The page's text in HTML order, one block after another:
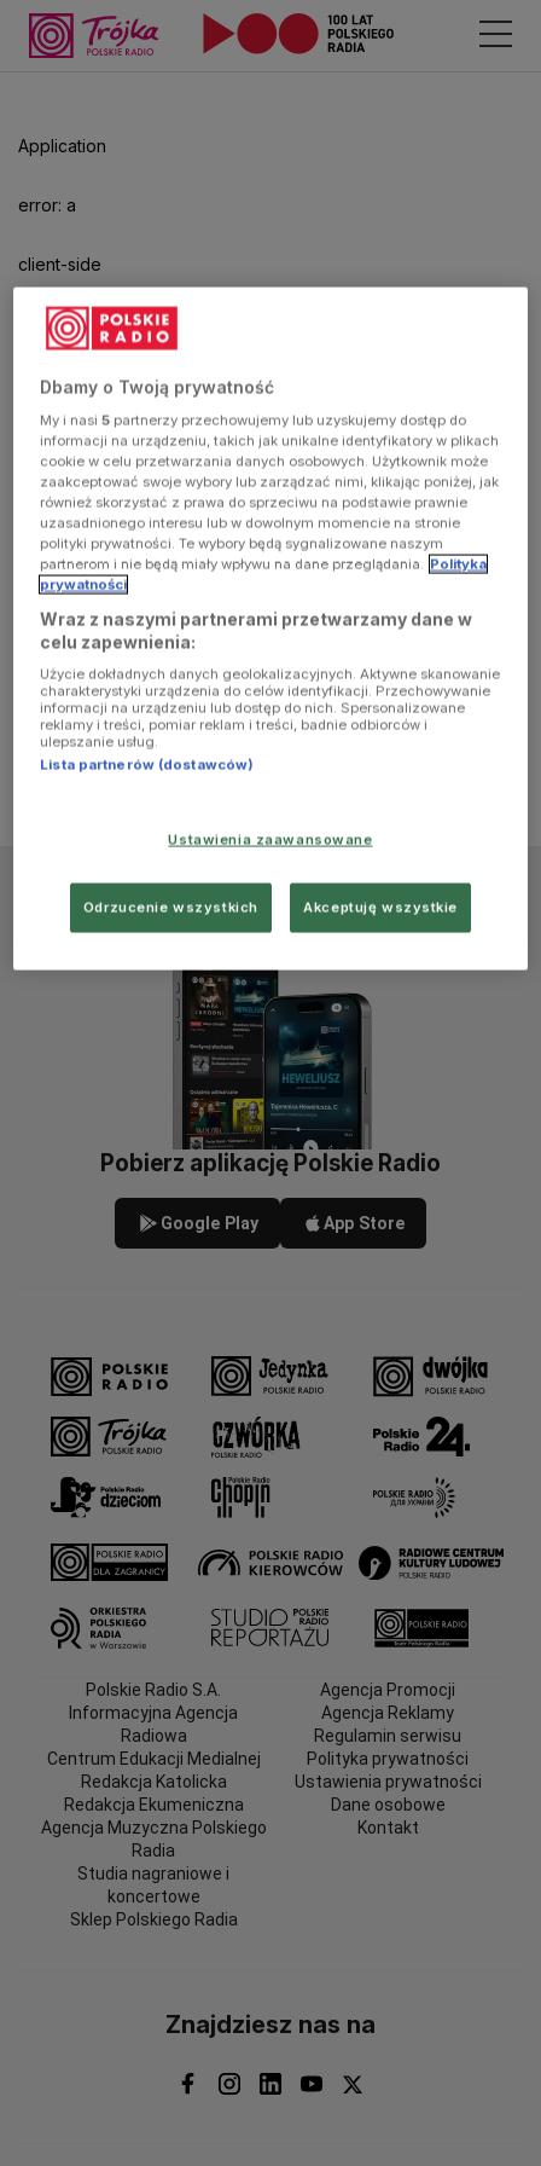
Application
error: a
client-side
exception
has
occurred
(see the
browser
console for
more
information)
aby
odtwarzać.
Pobierz aplikację Polskie Radio
Google Play App Store
Polskie Radio S.A.
Informacyjna Agencja
Radiowa
Centrum Edukacji Medialnej
Redakcja Katolicka
Redakcja Ekumeniczna
Agencja Muzyczna Polskiego
Radia
Studia nagraniowe i
koncertowe
Sklep Polskiego Radia
Agencja Promocji
Agencja Reklamy
Regulamin serwisu
Polityka prywatności
Ustawienia prywatności
Dane osobowe
Kontakt
Znajdziesz nas na
Dbamy o Twoją prywatność
My i nasi5 partnerzy przechowujemy lub uzyskujemy dostęp do
informacji na urządzeniu, takich jak unikalne identyfikatory w plikach
cookie w celu przetwarzania danych osobowych. Użytkownik może
zaakceptować swoje wybory lub zarządzać nimi, klikając poniżej, jak
również skorzystać z prawa do sprzeciwu na podstawie prawnie
uzasadnionego interesu lub w dowolnym momencie na stronie
polityki prywatności. Te wybory będą sygnalizowane naszym
partnerom i nie będą miały wpływu na dane przeglądania. Polityka
prywatności
Wraz z naszymi partnerami przetwarzamy dane w
celu zapewnienia:
Użycie dokładnych danych geolokalizacyjnych. Aktywne skanowanie
charakterystyki urządzenia do celów identyfikacji. Przechowywanie
informacji na urządzeniu lub dostęp do nich. Spersonalizowane
reklamy i treści, pomiar reklam i treści, badnie odbiorców i
ulepszanie usług.
Lista partnerów (dostawców)
Ustawienia zaawansowane
Odrzucenie wszystkich Akceptuję wszystkie